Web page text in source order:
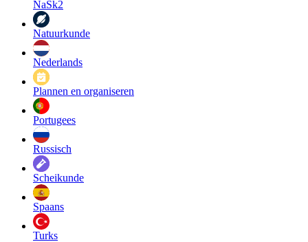
NaSk2
Natuurkunde
Nederlands
Plannen en organiseren
Portugees
Russisch
Scheikunde
Spaans
Turks